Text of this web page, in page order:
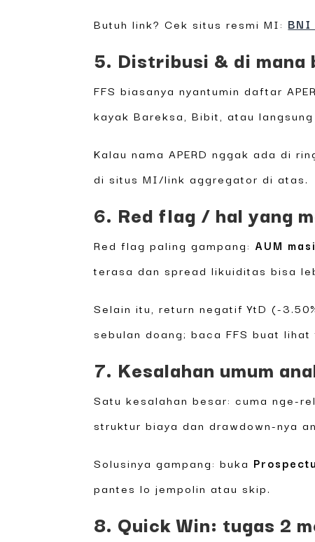
Butuh link? Cek situs resmi MI: BNI
5. Distribusi & di mana
FFS biasanya nyantumin daftar
kayak Bareksa, Bibit, atau
Kalau nama APERD nggak ada di
di situs MI/link aggregator di atas.
6. Red flag / hal yang
Red flag paling gampang: AUM
terasa dan spread likuiditas bisa
Selain itu, return negatif YtD (-
sebulan doang; baca FFS buat
7. Kesalahan umum
Satu kesalahan besar: cuma nge-
struktur biaya dan drawdown-nya
Solusinya gampang: buka
pantes lo jempolin atau skip.
8. Quick Win: tugas 2